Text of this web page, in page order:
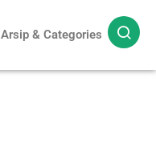
Arsip & Categories